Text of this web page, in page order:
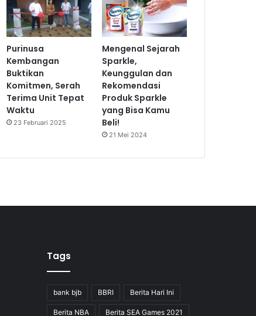
Purinusa
Kembangan
Buktikan
Komitmen, Serah
Terima Unit Tepat
Waktu
23 Februari 2025
Mengenal Sejarah
Sparkle,
Keunggulan dan
Rekomendasi
Produk Sparkle
yang Bisa Kamu
Beli!
21 Mei 2024
Tags
bank bjb BBRI Berita Hari Ini
Berita NBA Berita SEA Games 2021